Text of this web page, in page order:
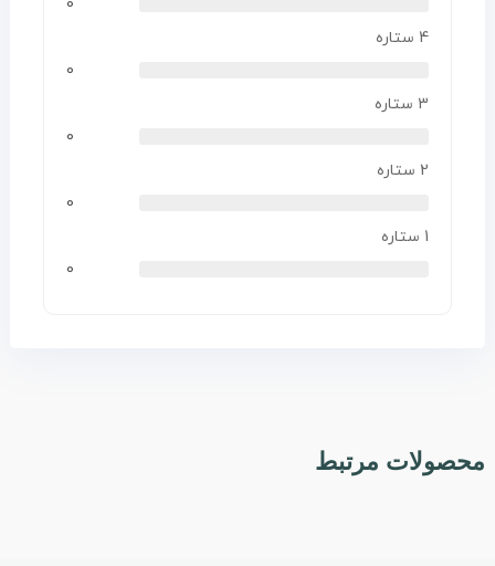
0
4 ستاره
0
3 ستاره
0
2 ستاره
0
1 ستاره
0
محصولات مرتبط